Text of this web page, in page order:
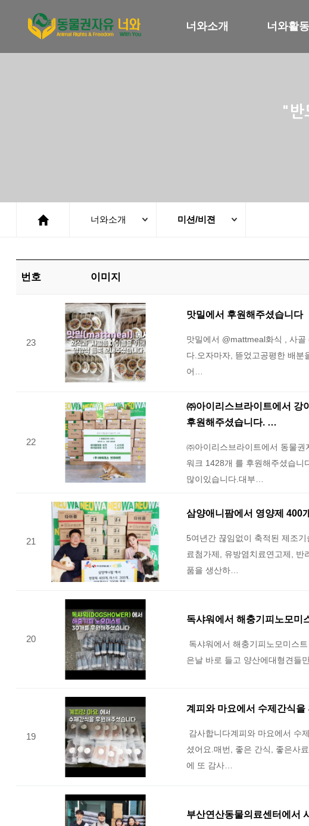
너와소개 너와활동
"반
너와소개 미션/비젼
번호 이미지
23
맛밀에서 후원해주셨습니다
맛밀에서 @mattmeal화식 , 사
다.오자마자, 뜯었고공평한 배분
어…
22
㈜아이리스브라이트에서 강
후원해주셨습니다. …
㈜아이리스브라이트에서 동물
워크 1428개 를 후원해주셨습니
많이있습니다.대부…
21
삼양애니팜에서 영양제 400
5여년간 끊임없이 축적된 제조
료첨가제, 유방염치료연고제,
품을 생산하…
20
독샤워에서 해충기피노모미
독샤워에서 해충기피노모미스
은날 바로 들고 양산에대형견들
19
계피와 마요에서 수제간식을
감사합니다계피와 마요에서 수
셨어요.매번, 좋은 간식, 좋은사
에 또 감사…
부산연산동물의료센터에서